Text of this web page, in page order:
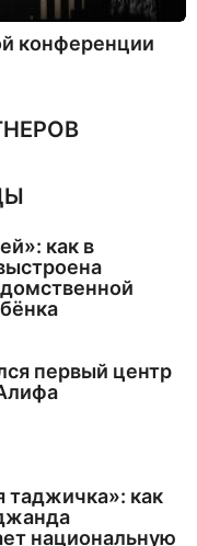
конференции
как в
первый центр
как
национальную